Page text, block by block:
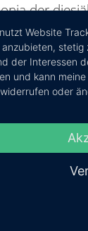
der
Unter
e. V., u. a.)
das
Website
anzubieten,
der Interessen
und kann
oder